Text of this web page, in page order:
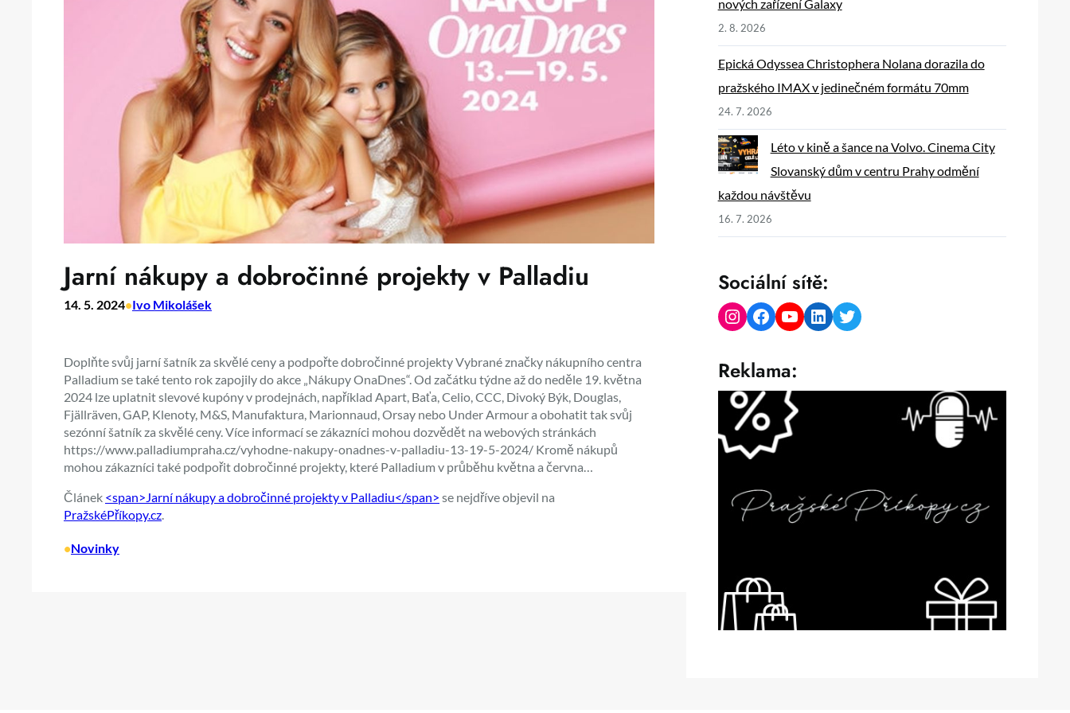
Jarní nákupy a dobročinné projekty v Palladiu
14. 5. 2024•Ivo Mikolášek
Doplňte svůj jarní šatník za skvělé ceny a podpořte dobročinné projekty Vybrané značky nákupního centra
Palladium se také tento rok zapojily do akce „Nákupy OnaDnes“. Od začátku týdne až do neděle 19. května
2024 lze uplatnit slevové kupóny v prodejnách, například Apart, Baťa, Celio, CCC, Divoký Býk, Douglas,
Fjällräven, GAP, Klenoty, M&S, Manufaktura, Marionnaud, Orsay nebo Under Armour a obohatit tak svůj
sezónní šatník za skvělé ceny. Více informací se zákazníci mohou dozvědět na webových stránkách
https://www.palladiumpraha.cz/vyhodne-nakupy-onadnes-v-palladiu-13-19-5-2024/ Kromě nákupů
mohou zákazníci také podpořit dobročinné projekty, které Palladium v průběhu května a června…
Článek <span>Jarní nákupy a dobročinné projekty v Palladiu</span> se nejdříve objevil na
PražskéPříkopy.cz.
•Novinky
nových zařízení Galaxy
2. 8. 2026
Epická Odyssea Christophera Nolana dorazila do
pražského IMAX v jedinečném formátu 70mm
24. 7. 2026
Léto v kině a šance na Volvo. Cinema City
Slovanský dům v centru Prahy odmění
každou návštěvu
16. 7. 2026
Sociální sítě:
Instagram Facebook YouTube LinkedIn Twitter
Reklama: